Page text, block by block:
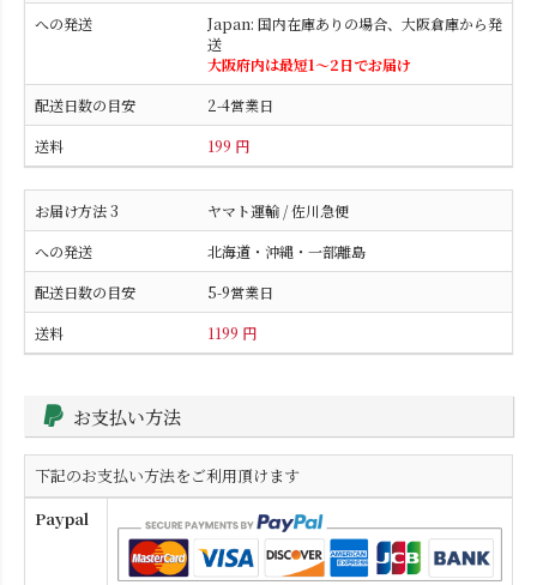
Japan: 国内在庫ありの場合、大阪倉庫から発
送
大阪府内は最短1〜2日でお届け
2-4営業日
199 円
ヤマト運輸 / 佐川急便
北海道・沖縄・一部離島
5-9営業日
1199 円
お支払い方法
下記のお支払い方法をご利用頂けます
Paypal